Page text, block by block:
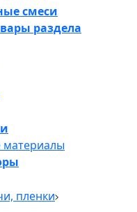
смеси
раздела
материалы
пленки